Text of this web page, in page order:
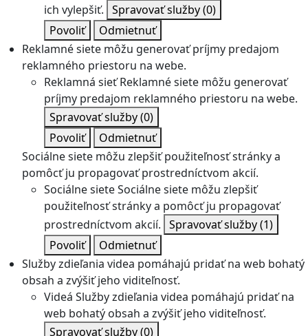
ich vylepšiť. Spravovať služby(0)
Povoliť
Odmietnuť
Reklamné siete môžu generovať príjmy predajom
reklamného priestoru na webe.
Reklamná sieť Reklamné siete môžu generovať
príjmy predajom reklamného priestoru na webe.
Spravovať služby(0)
Povoliť
Odmietnuť
Sociálne siete môžu zlepšiť použiteľnosť stránky a
pomôcť ju propagovať prostredníctvom akcií.
Sociálne sieteSociálne siete môžu zlepšiť
použiteľnosť stránky a pomôcť ju propagovať
prostredníctvom akcií. Spravovať služby(1)
Povoliť
Odmietnuť
Služby zdieľania videa pomáhajú pridať na web bohatý
obsah a zvýšiť jeho viditeľnosť.
Videá Služby zdieľania videa pomáhajú pridať na
web bohatý obsah a zvýšiť jeho viditeľnosť.
Spravovať služby(0)